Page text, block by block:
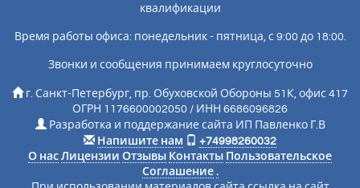
квалификации
Время работы офиса: понедельник - пятница, с 9:00 до 18:00.
Звонки и сообщения принимаем круглосуточно
г. Санкт-Петербург, пр. Обуховской Обороны 51К, офис 417
ОГРН 1176600002050 / ИНН 6686096826
Разработка и поддержание сайта ИП Павленко Г.В
Напишите нам
+74998260032
О нас Лицензии Отзывы Контакты Пользовательское
Соглашение .